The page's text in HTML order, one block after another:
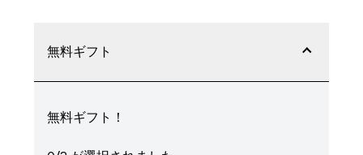
無料ギフト
無料ギフト！